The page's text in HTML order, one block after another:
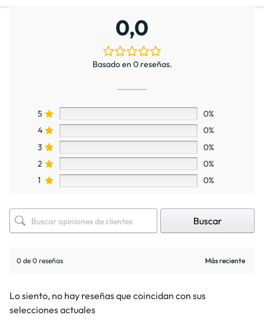
0,0
Basado en 0 reseñas.
5
0%
4
0%
3
0%
2
0%
1
0%
Buscar
0 de 0 reseñas
Lo siento, no hay reseñas que coincidan con sus
selecciones actuales